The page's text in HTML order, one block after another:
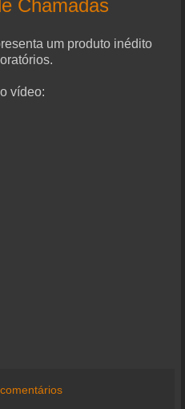
Chamadas
um produto inédito
vídeo: